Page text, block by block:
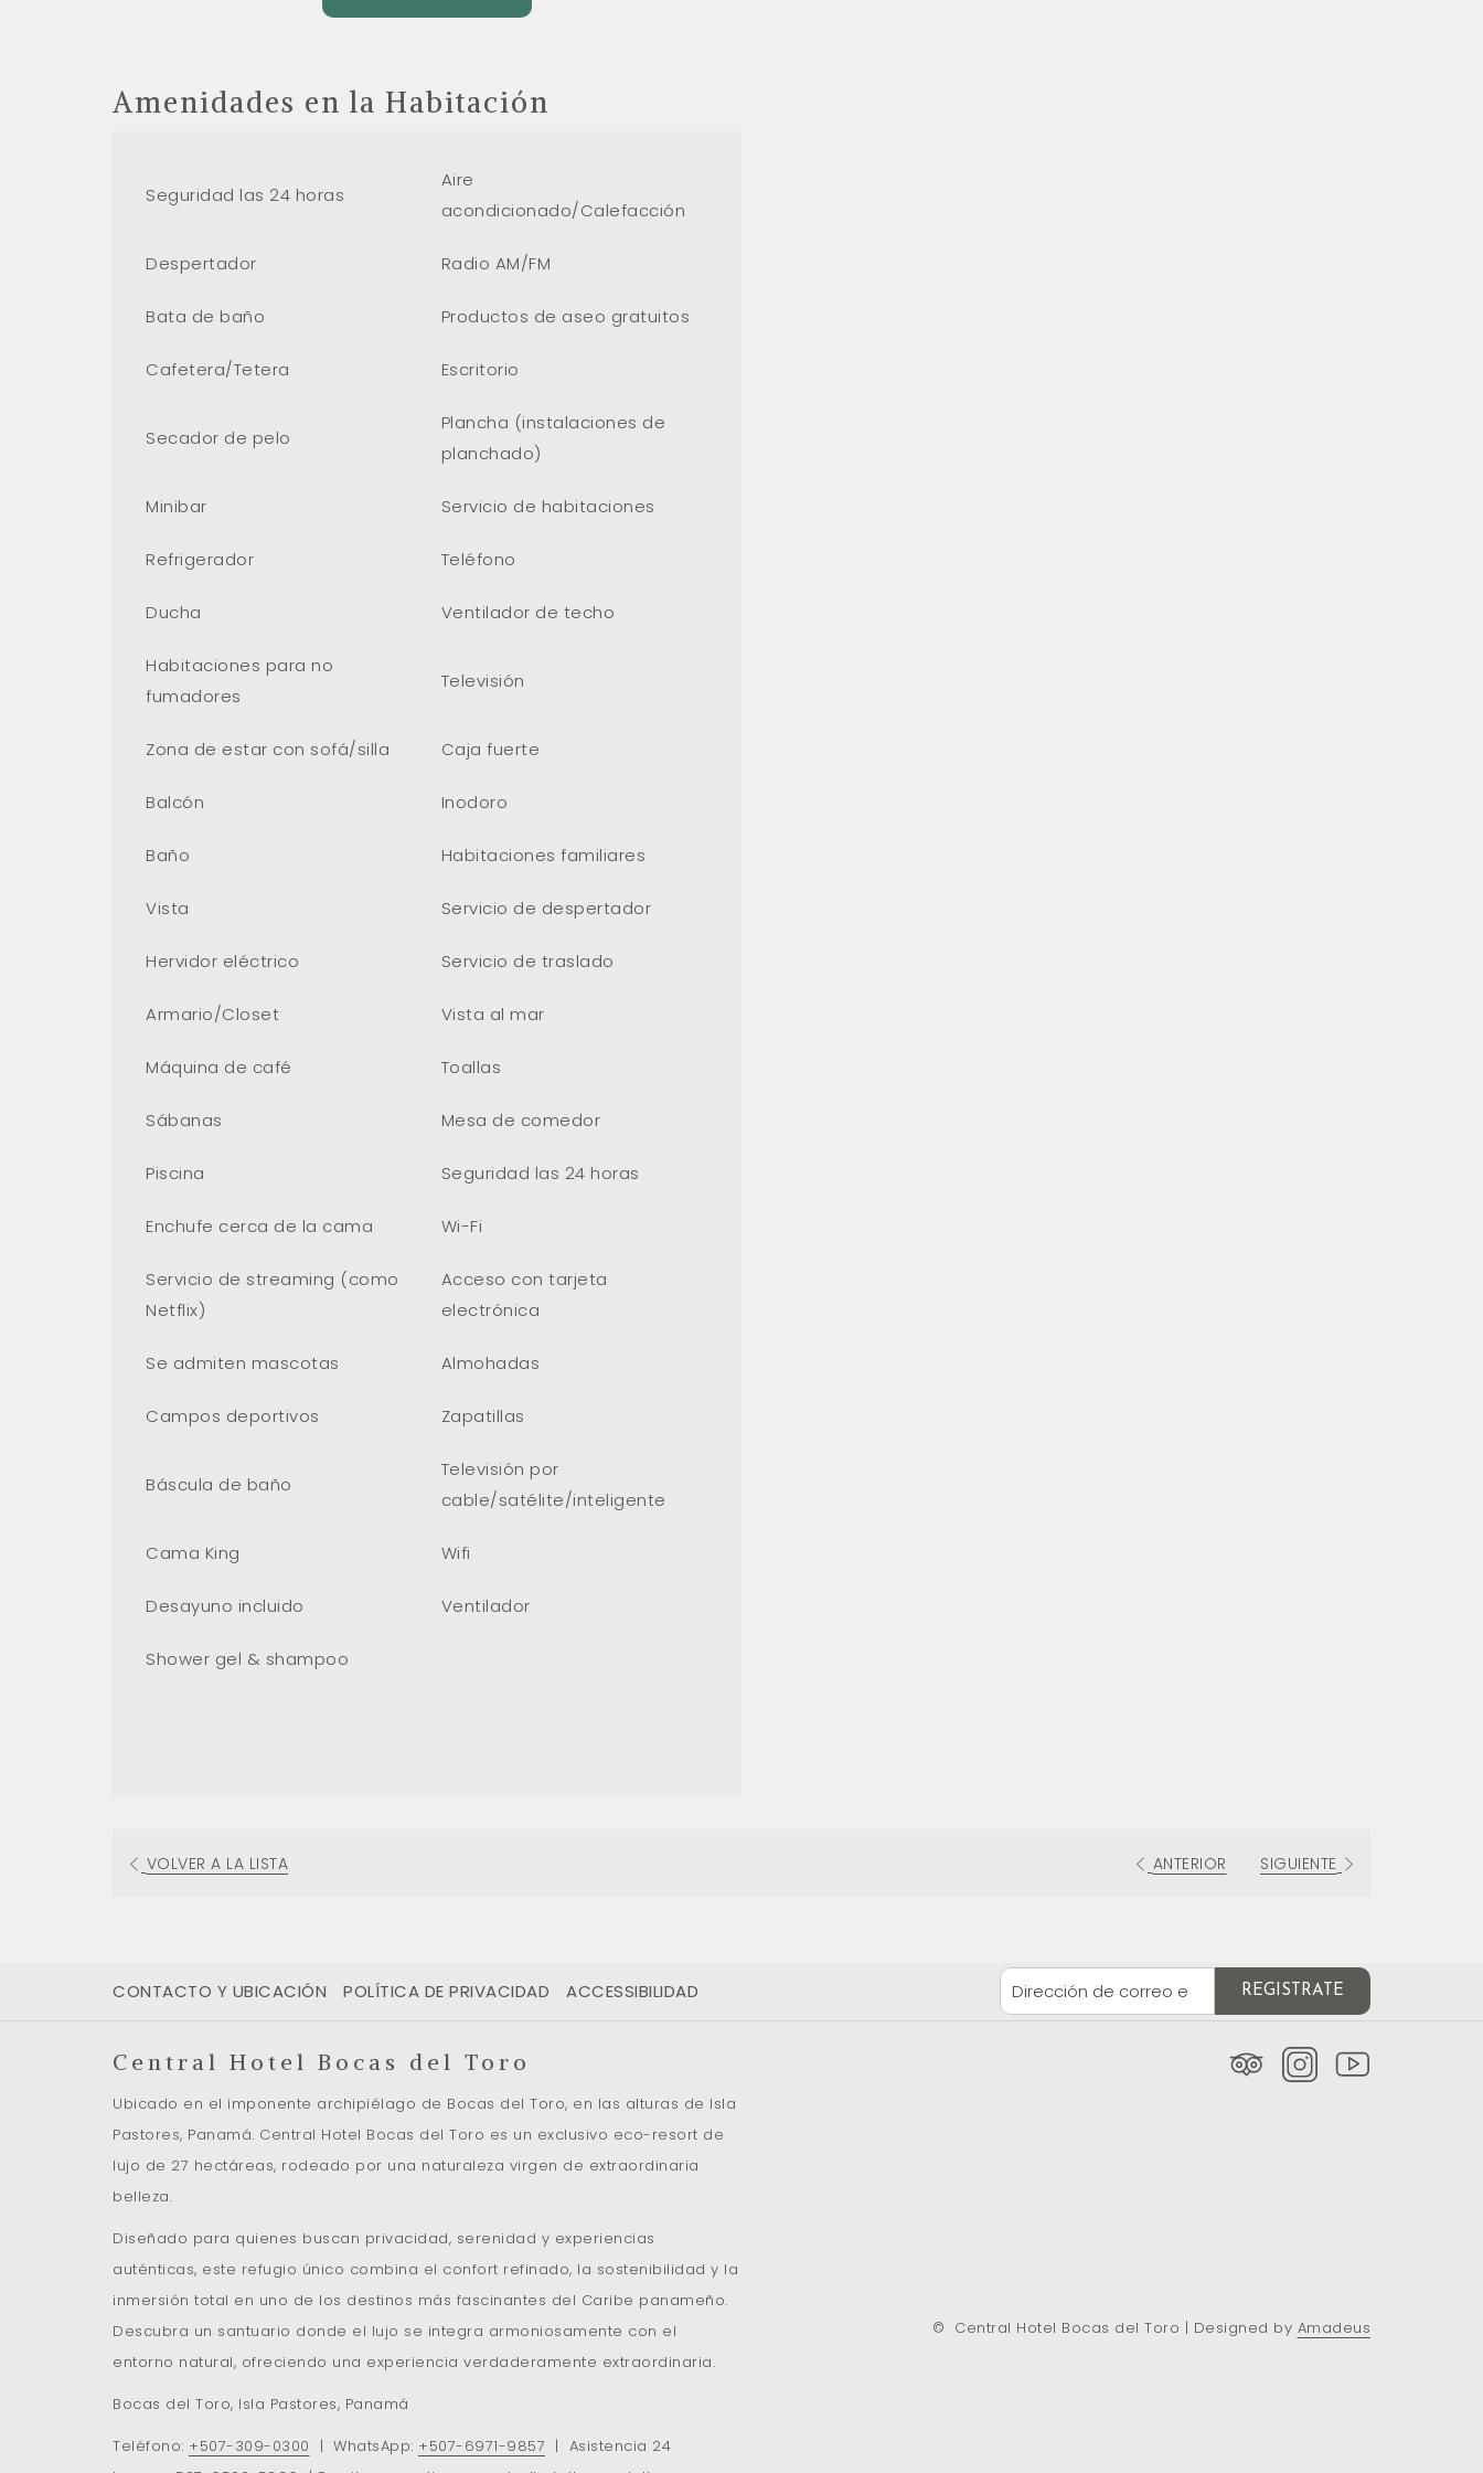
Amenidades en la Habitación
Seguridad las 24 horas
Aire
acondicionado/Calefacción
Despertador Radio AM/FM
Bata de baño Productos de aseo gratuitos
Cafetera/Tetera Escritorio
Secador de pelo
Plancha (instalaciones de
planchado)
Minibar Servicio de habitaciones
Refrigerador Teléfono
Ducha Ventilador de techo
Habitaciones para no
fumadores
Televisión
Zona de estar con sofá/silla Caja fuerte
Balcón Inodoro
Baño Habitaciones familiares
Vista Servicio de despertador
Hervidor eléctrico Servicio de traslado
Armario/Closet Vista al mar
Máquina de café Toallas
Sábanas Mesa de comedor
Piscina Seguridad las 24 horas
Enchufe cerca de la cama Wi-Fi
Servicio de streaming (como
Netflix)
Acceso con tarjeta
electrónica
Se admiten mascotas Almohadas
Campos deportivos Zapatillas
Báscula de baño
Televisión por
cable/satélite/inteligente
Cama King Wifi
Desayuno incluido Ventilador
Shower gel & shampoo
VOLVER A LA LISTA ANTERIOR SIGUIENTE
CONTACTO Y UBICACIÓN POLÍTICA DE PRIVACIDAD ACCESSIBILIDAD REGISTRATE
© Central Hotel Bocas del Toro | Designed by Amadeus
Central Hotel Bocas del Toro
Ubicado en el imponente archipiélago de Bocas del Toro, en las alturas de Isla
Pastores, Panamá. Central Hotel Bocas del Toro es un exclusivo eco-resort de
lujo de 27 hectáreas, rodeado por una naturaleza virgen de extraordinaria
belleza.
Diseñado para quienes buscan privacidad, serenidad y experiencias
auténticas, este refugio único combina el confort refinado, la sostenibilidad y la
inmersión total en uno de los destinos más fascinantes del Caribe panameño.
Descubra un santuario donde el lujo se integra armoniosamente con el
entorno natural, ofreciendo una experiencia verdaderamente extraordinaria.
Bocas del Toro, Isla Pastores, Panamá
Teléfono: +507-309-0300 | WhatsApp: +507-6971-9857 | Asistencia 24